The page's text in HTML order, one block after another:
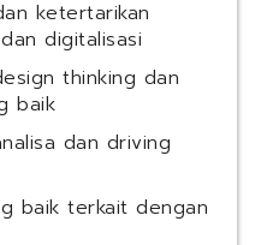
ketertarikan
digitalisasi
thinking dan
baik
dan driving
baik terkait dengan